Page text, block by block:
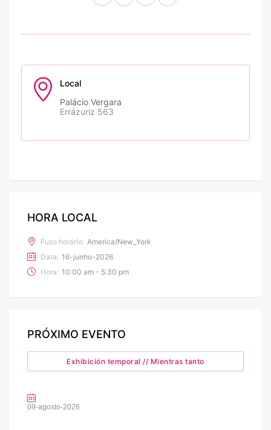
Local
Palácio Vergara
Errázuriz 563
HORA LOCAL
Fuso horário: America/New_York
Data: 16-junho-2026
Hora: 10:00 am - 5:30 pm
PRÓXIMO EVENTO
Exhibición temporal // Mientras tanto
09-agosto-2026